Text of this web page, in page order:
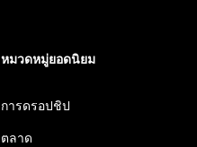
หมวดหมู่ยอดนิยม
การดรอปชิป
ตลาด